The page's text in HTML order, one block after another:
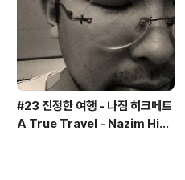
#23 진정한 여행 - 나짐 히크메트
A True Travel - Nazim Hik